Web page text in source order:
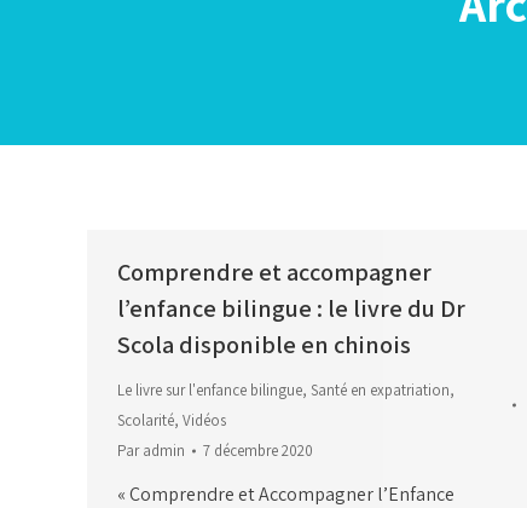
Comprendre et accompagner
l’enfance bilingue : le livre du Dr
Scola disponible en chinois
Le livre sur l'enfance bilingue, Santé en expatriation,
Scolarité, Vidéos
Paradmin 7 décembre 2020
« Comprendre et Accompagner l’Enfance